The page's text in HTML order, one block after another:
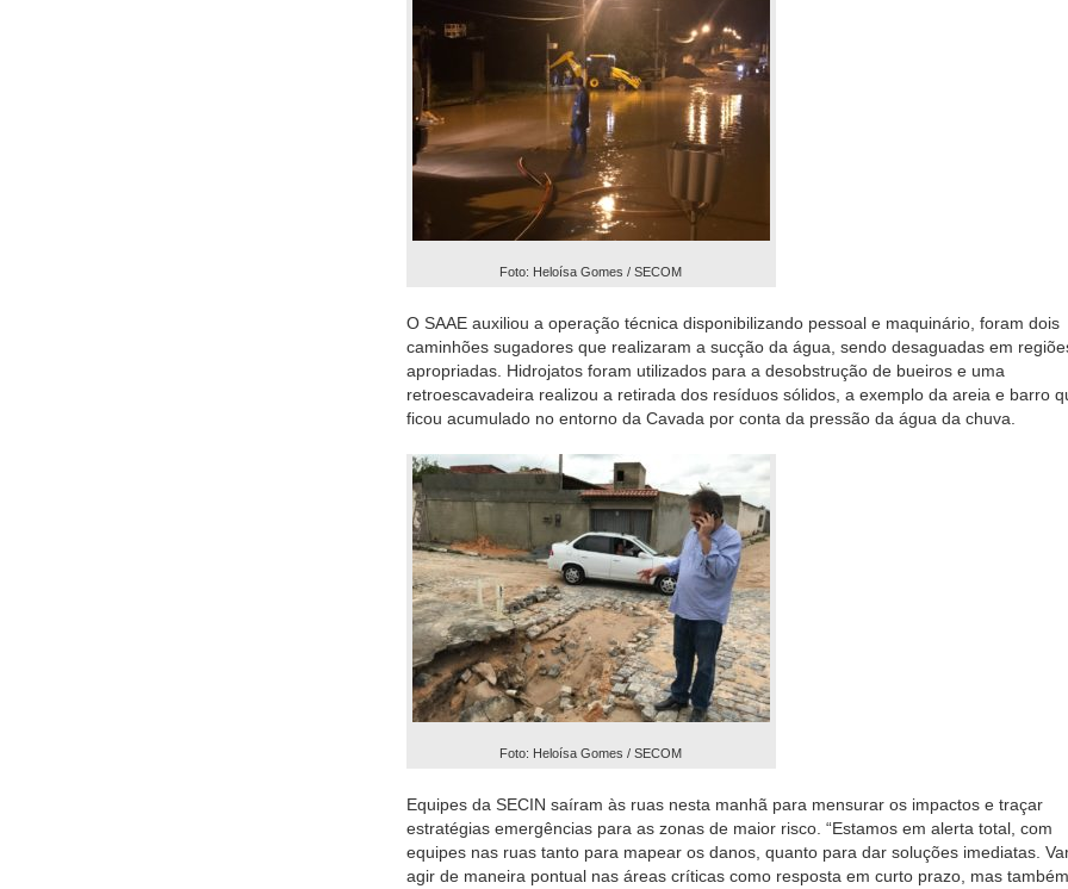
Foto: Heloísa Gomes / SECOM
O SAAE auxiliou a operação técnica disponibilizando pessoal e maquinário, foram dois
caminhões sugadores que realizaram a sucção da água, sendo desaguadas em
apropriadas. Hidrojatos foram utilizados para a desobstrução de bueiros e uma
retroescavadeira realizou a retirada dos resíduos sólidos, a exemplo da areia e barro
ficou acumulado no entorno da Cavada por conta da pressão da água da chuva.
Foto: Heloísa Gomes / SECOM
Equipes da SECIN saíram às ruas nesta manhã para mensurar os impactos e traçar
estratégias emergências para as zonas de maior risco. “Estamos em alerta total, com
equipes nas ruas tanto para mapear os danos, quanto para dar soluções imediatas.
agir de maneira pontual nas áreas críticas como resposta em curto prazo, mas